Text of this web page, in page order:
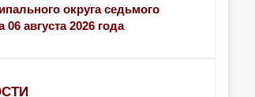
округа седьмого
06 августа 2026 года